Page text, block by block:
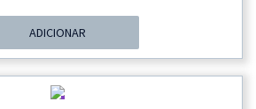
Original
Era:
44,30 €.
É:
41,70 €.
ADICIONAR